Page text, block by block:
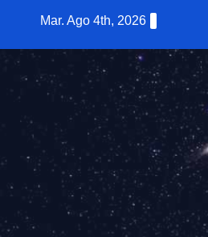
contenido
Mar. Ago 4th, 2026